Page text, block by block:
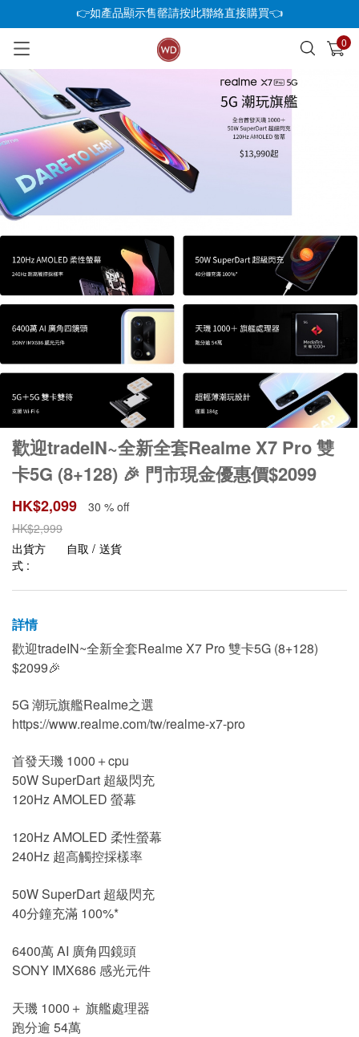
👉如產品顯示售罄請按此聯絡直接購買👈
0
已加入購物車 查看
歡迎tradeIN~全新全套Realme X7 Pro 雙
卡5G (8+128) 🎉 門市現金優惠價$2099
HK$2,099
30 % off
HK$2,999
出貨方
式 :
自取 / 送貨
詳情
歡迎tradeIN~全新全套Realme X7 Pro 雙卡5G (8+128)
$2099🎉
5G 潮玩旗艦Realme之選
https://www.realme.com/tw/realme-x7-pro
首發天璣 1000＋cpu
50W SuperDart 超級閃充
120Hz AMOLED 螢幕
120Hz AMOLED 柔性螢幕
240Hz 超高觸控採樣率
50W SuperDart 超級閃充
40分鐘充滿 100%*
6400萬 AI 廣角四鏡頭
SONY IMX686 感光元件
天璣 1000＋ 旗艦處理器
跑分逾 54萬